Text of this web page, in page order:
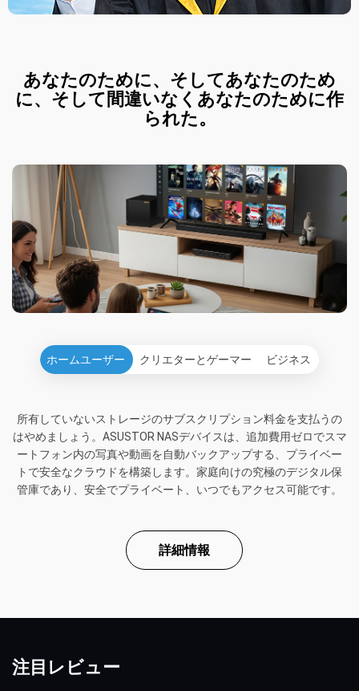
あなたのために、そしてあなたのため
に、そして間違いなくあなたのために作
られた。
ホームユーザー クリエターとゲーマー ビジネス
所有していないストレージのサブスクリプション料金を支払うの
はやめましょう。ASUSTOR NASデバイスは、追加費用ゼロでスマ
ートフォン内の写真や動画を自動バックアップする、プライベー
トで安全なクラウドを構築します。家庭向けの究極のデジタル保
管庫であり、安全でプライベート、いつでもアクセス可能です。
詳細情報
注目レビュー